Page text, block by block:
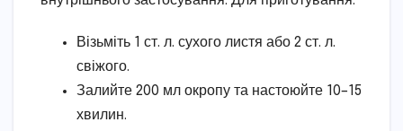
Візьміть 1 ст. л. сухого листя або 2 ст. л.
свіжого.
Залийте 200 мл окропу та настоюйте 10–15
хвилин.